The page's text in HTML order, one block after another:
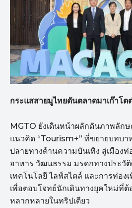
กระแสสายมูไทยดันตลาดมาเก๊าโต
MGTO ยังเดินหน้าผลักดันภาพลัก
แนวคิด “Tourism+” ที่ขยายบทบา
ปลายทางด้านความบันเทิง สู่เมืองท่
อาหาร วัฒนธรรม มรดกทางประวั
เทคโนโลยี ไลฟ์สไตล์ และการท่อง
เพื่อตอบโจทย์นักเดินทางยุคใหม่ที่
หลากหลายในทริปเดียว